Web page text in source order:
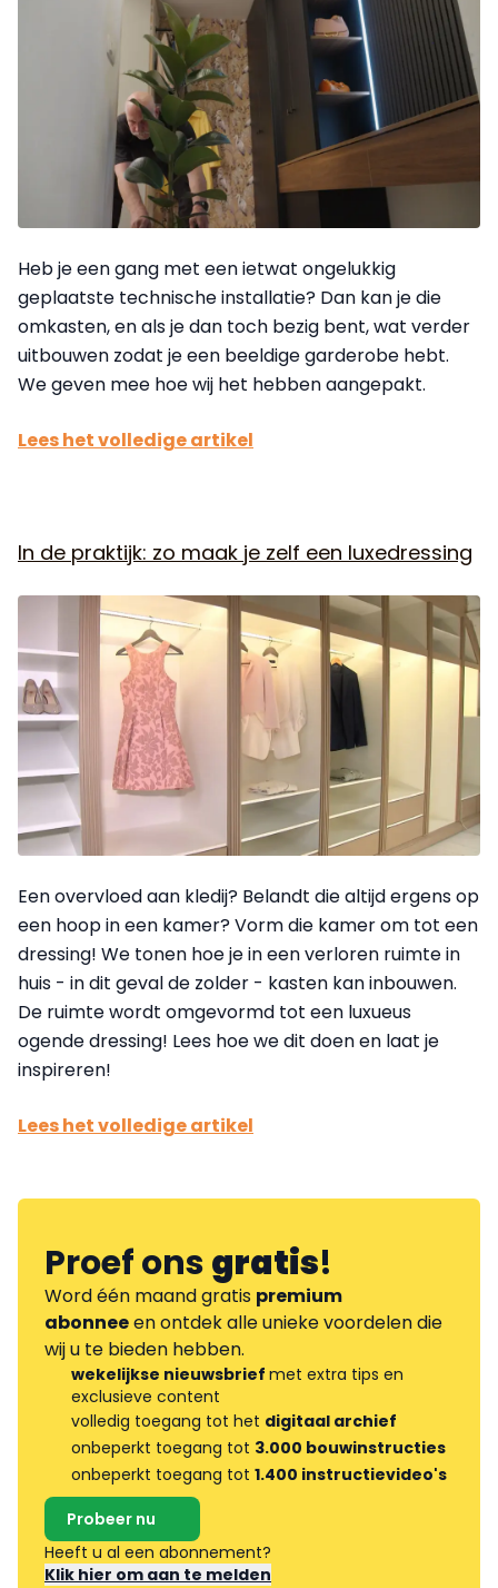
Heb je een gang met een ietwat ongelukkig
geplaatste technische installatie? Dan kan je die
omkasten, en als je dan toch bezig bent, wat verder
uitbouwen zodat je een beeldige garderobe hebt.
We geven mee hoe wij het hebben aangepakt.
Lees het volledige artikel
In de praktijk: zo maak je zelf een luxedressing
Een overvloed aan kledij? Belandt die altijd ergens op
een hoop in een kamer? Vorm die kamer om tot een
dressing! We tonen hoe je in een verloren ruimte in
huis - in dit geval de zolder - kasten kan inbouwen.
De ruimte wordt omgevormd tot een luxueus
ogende dressing! Lees hoe we dit doen en laat je
inspireren!
Lees het volledige artikel
Proef onsgratis!
Word één maand gratis premium
abonneeen ontdek alle unieke voordelen die
wij u te bieden hebben.
wekelijkse nieuwsbrief met extra tips en
exclusieve content
volledig toegang tot het digitaal archief
onbeperkt toegang tot 3.000 bouwinstructies
onbeperkt toegang tot 1.400 instructievideo's
Probeer nu
Heeft u al een abonnement?
Klik hier om aan te melden